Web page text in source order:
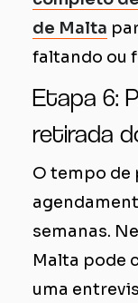
de Malta
faltando ou
Etapa 6:
retirada
O tempo de
semanas.
Malta pode
uma